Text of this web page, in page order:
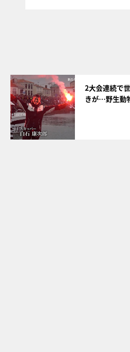
2大会連続で
きが…野生動